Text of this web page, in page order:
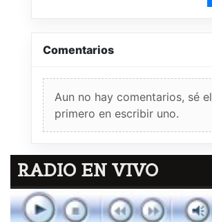
Comentarios
Aun no hay comentarios, sé el
primero en escribir uno.
RADIO EN VIVO